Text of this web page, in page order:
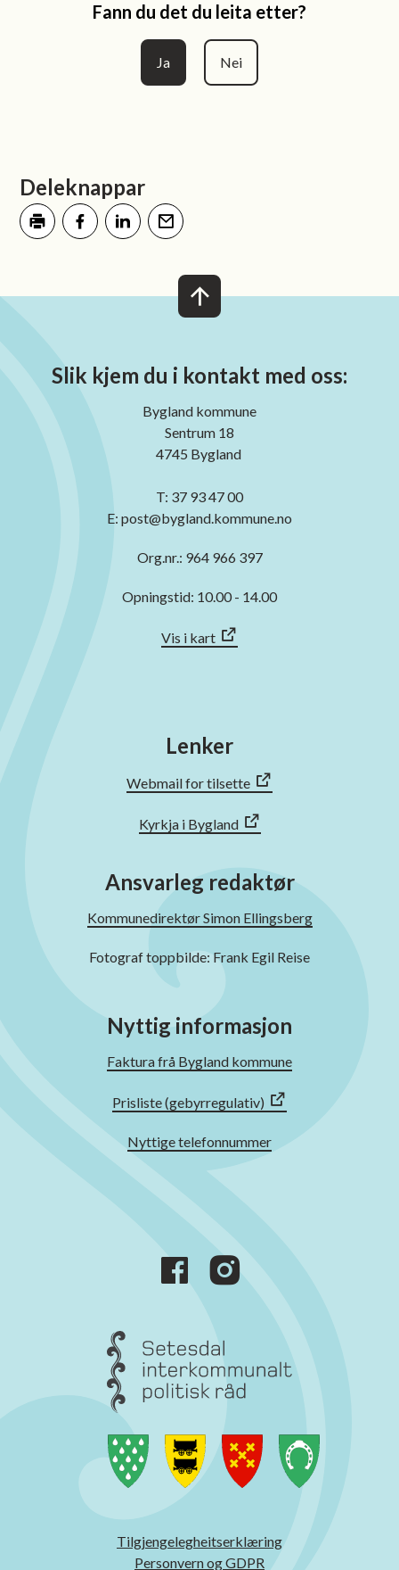
Fann du det du leita etter?
Ja Nei
Deleknappar
Slik kjem du i kontakt med oss:
Bygland kommune
Sentrum 18
4745 Bygland
T: 37 93 47 00
E: post@bygland.kommune.no
Org.nr.: 964 966 397
Opningstid: 10.00 - 14.00
Vis i kart
Lenker
Webmail for tilsette
Kyrkja i Bygland
Ansvarleg redaktør
Kommunedirektør Simon Ellingsberg
Fotograf toppbilde: Frank Egil Reise
Nyttig informasjon
Faktura frå Bygland kommune
Prisliste (gebyrregulativ)
Nyttige telefonnummer
Tilgjengelegheitserklæring
Personvern og GDPR